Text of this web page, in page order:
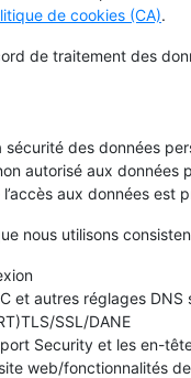
de cookies (CA).
de traitement des
sécurité des données
autorisé aux
aux données
nous utilisons
et autres réglages
SSL/DANE
Security et les en-
web/fonctionnalités